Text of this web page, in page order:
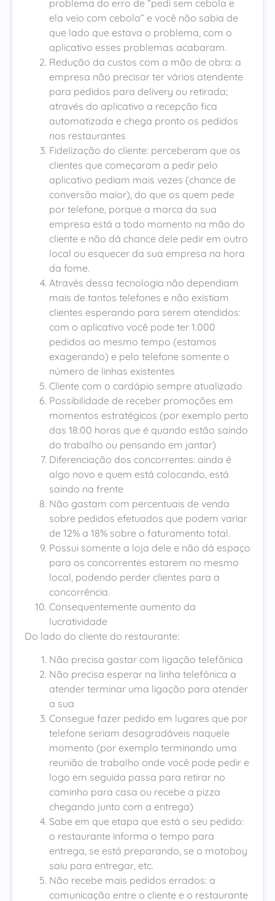
problema do erro de “pedi sem cebola e
ela veio com cebola” e você não sabia de
que lado que estava o problema, com o
aplicativo esses problemas acabaram.
Redução da custos com a mão de obra: a
empresa não precisar ter vários atendente
para pedidos para delivery ou retirada;
através do aplicativo a recepção fica
automatizada e chega pronto os pedidos
nos restaurantes
Fidelização do cliente: perceberam que os
clientes que começaram a pedir pelo
aplicativo pediam mais vezes (chance de
conversão maior), do que os quem pede
por telefone, porque a marca da sua
empresa está a todo momento na mão do
cliente e não dá chance dele pedir em outro
local ou esquecer da sua empresa na hora
da fome.
Através dessa tecnologia não dependiam
mais de tantos telefones e não existiam
clientes esperando para serem atendidos:
com o aplicativo você pode ter 1.000
pedidos ao mesmo tempo (estamos
exagerando) e pelo telefone somente o
número de linhas existentes
Cliente com o cardápio sempre atualizado
Possibilidade de receber promoções em
momentos estratégicos (por exemplo perto
das 18:00 horas que é quando estão saindo
do trabalho ou pensando em jantar)
Diferenciação dos concorrentes: ainda é
algo novo e quem está colocando, está
saindo na frente
Não gastam com percentuais de venda
sobre pedidos efetuados que podem variar
de 12% a 18% sobre o faturamento total.
Possui somente a loja dele e não dá espaço
para os concorrentes estarem no mesmo
local, podendo perder clientes para a
concorrência.
Consequentemente aumento da
lucratividade
Do lado do cliente do restaurante:
Não precisa gastar com ligação telefônica
Não precisa esperar na linha telefônica a
atender terminar uma ligação para atender
a sua
Consegue fazer pedido em lugares que por
telefone seriam desagradáveis naquele
momento (por exemplo terminando uma
reunião de trabalho onde você pode pedir e
logo em seguida passa para retirar no
caminho para casa ou recebe a pizza
chegando junto com a entrega)
Sabe em que etapa que está o seu pedido:
o restaurante informa o tempo para
entrega, se está preparando, se o motoboy
saiu para entregar, etc.
Não recebe mais pedidos errados: a
comunicação entre o cliente e o restaurante